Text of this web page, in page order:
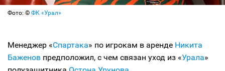
Фото: © ФК «Урал»
Менеджер «Спартака» по игрокам в аренде Никита
Баженов предположил, с чем связан уход из «Урала»